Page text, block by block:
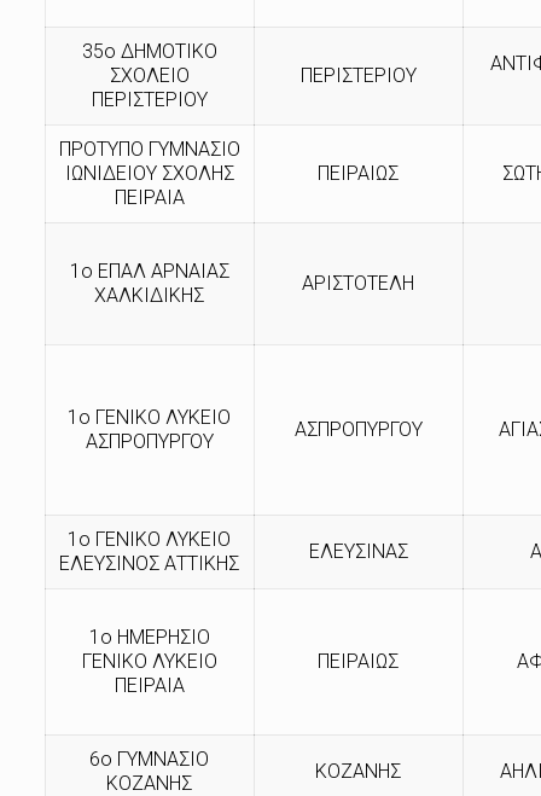
35ο ΔΗΜΟΤΙΚΟ
ΣΧΟΛΕΙΟ
ΠΕΡΙΣΤΕΡΙΟΥ
ΠΕΡΙΣΤΕΡΙΟΥ
ΠΡΟΤΥΠΟ ΓΥΜΝΑΣΙΟ
ΙΩΝΙΔΕΙΟΥ ΣΧΟΛΗΣ
ΠΕΙΡΑΙΑ
ΠΕΙΡΑΙΩΣ
1ο ΕΠΑΛ ΑΡΝΑΙΑΣ
ΧΑΛΚΙΔΙΚΗΣ
ΑΡΙΣΤΟΤΕΛΗ
1ο ΓΕΝΙΚΟ ΛΥΚΕΙΟ
ΑΣΠΡΟΠΥΡΓΟΥ
ΑΣΠΡΟΠΥΡΓΟΥ
1ο ΓΕΝΙΚΟ ΛΥΚΕΙΟ
ΕΛΕΥΣΙΝΟΣ ΑΤΤΙΚΗΣ
ΕΛΕΥΣΙΝΑΣ
1ο ΗΜΕΡΗΣΙΟ
ΓΕΝΙΚΟ ΛΥΚΕΙΟ
ΠΕΙΡΑΙΑ
ΠΕΙΡΑΙΩΣ
6ο ΓΥΜΝΑΣΙΟ
ΚΟΖΑΝΗΣ
ΚΟΖΑΝΗΣ